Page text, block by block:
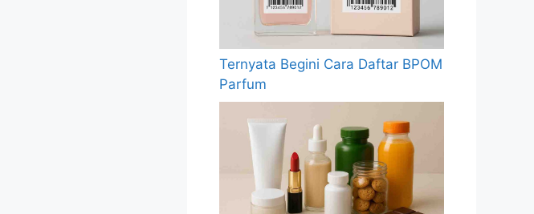
Ternyata Begini Cara Daftar BPOM
Parfum